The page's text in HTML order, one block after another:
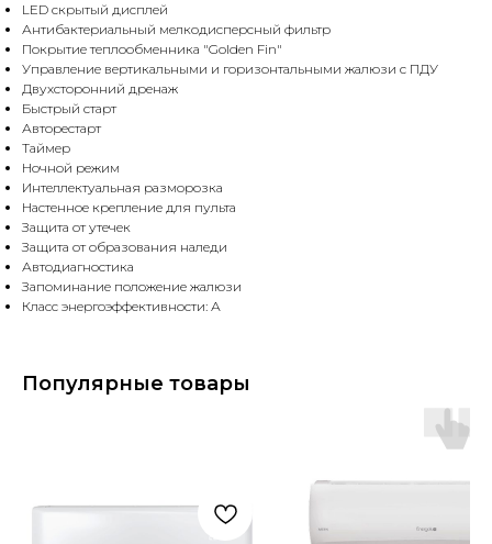
LED скрытый дисплей
Антибактериальный мелкодисперсный фильтр
Покрытие теплообменника "Golden Fin"
Управление вертикальными и горизонтальными жалюзи с ПДУ
Двухсторонний дренаж
Быстрый старт
Авторестарт
Таймер
Ночной режим
Интеллектуальная разморозка
Настенное крепление для пульта
Защита от утечек
Защита от образования наледи
Автодиагностика
Запоминание положение жалюзи
Класс энергоэффективности: А
Популярные товары